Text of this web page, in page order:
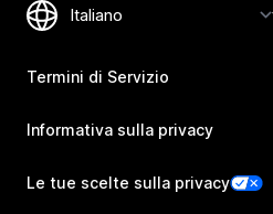
Termini di Servizio
Informativa sulla privacy
Le tue scelte sulla privacy